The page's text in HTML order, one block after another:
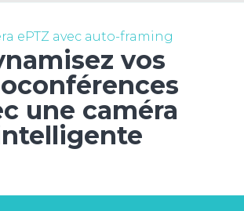
ePTZ avec auto-framing
vos
une caméra